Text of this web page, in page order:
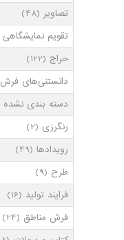
تصاویر (48)
تقویم نمایشگاهی
حراج (122)
دانستنی‌های فرش
دسته بندی نشده
رنگرزی (2)
رویدادها(49)
طرح (9)
فرایند تولید (16)
فرش مناطق (24)